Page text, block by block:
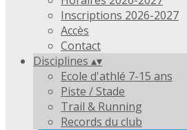
Inscriptions 2026-2027
Accès
Contact
Disciplines ▴▾
Ecole d'athlé 7-15 ans
Piste / Stade
Trail & Running
Records du club